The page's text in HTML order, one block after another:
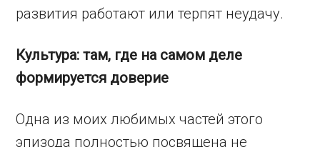
развития работают или терпят неудачу.
Культура: там, где на самом деле
формируется доверие
Одна из моих любимых частей этого
эпизода полностью посвящена не